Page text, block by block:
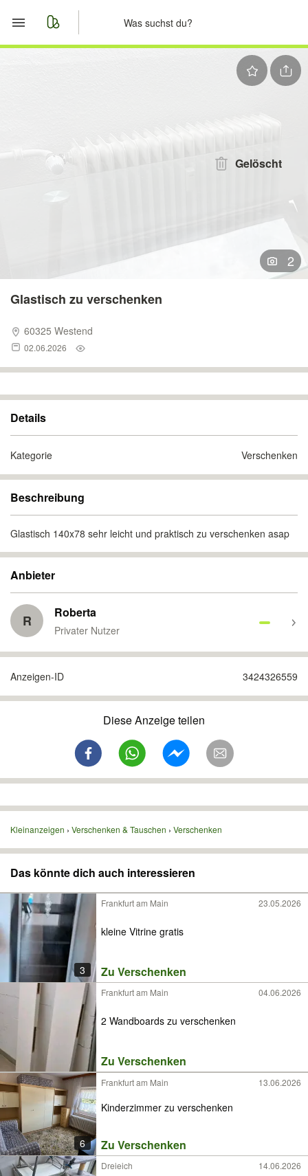
Anzeige aufgeben
Gelöscht
2
Glastisch zu verschenken
60325 Westend
02.06.2026
Details
Kategorie Verschenken
Beschreibung
Glastisch 140x78 sehr leicht und praktisch zu verschenken asap
Anbieter
R Roberta
Privater Nutzer
Anzeigen-ID 3424326559
Diese Anzeige teilen
Kleinanzeigen Verschenken & Tauschen Verschenken
Das könnte dich auch interessieren
3
Frankfurt am Main 23.05.2026
kleine Vitrine gratis
Zu Verschenken
Frankfurt am Main 04.06.2026
2 Wandboards zu verschenken
Zu Verschenken
6
Frankfurt am Main 13.06.2026
Kinderzimmer zu verschenken
Zu Verschenken
Dreieich 14.06.2026